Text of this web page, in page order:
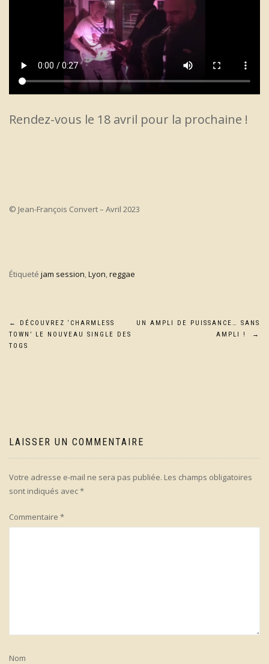
Rendez-vous le 18 avril pour la prochaine !
© Jean-François Convert – Avril 2023
Étiqueté jam session,Lyon,reggae
Navigation
de
←
DÉCOUVREZ ‘CHARMLESS
TOWN’ LE NOUVEAU SINGLE DES
TOGS
UN AMPLI DE PUISSANCE… SANS
AMPLI !
→
LAISSER UN COMMENTAIRE
Votre adresse e-mail ne sera pas publiée. Les champs obligatoires
sont indiqués avec*
Commentaire *
Nom